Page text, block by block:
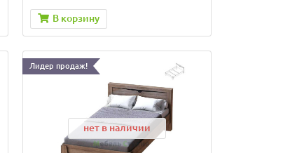
В корзину
Лидер продаж!
нет в наличии